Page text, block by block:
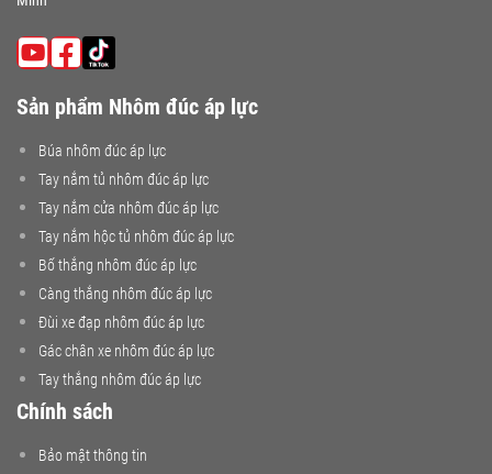
Sản phẩm Nhôm đúc áp lực
Búa nhôm đúc áp lực
Tay nắm tủ nhôm đúc áp lực
Tay nắm cửa nhôm đúc áp lực
Tay nắm hộc tủ nhôm đúc áp lực
Bố thắng nhôm đúc áp lực
Càng thắng nhôm đúc áp lực
Đùi xe đạp nhôm đúc áp lực
Gác chân xe nhôm đúc áp lực
Tay thắng nhôm đúc áp lực
Chính sách
Bảo mật thông tin